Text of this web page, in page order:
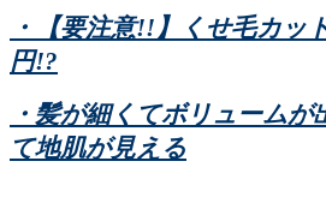
・【要注意!!】くせ毛カッ
円!?
・髪が細くてボリュームが
て地肌が見える